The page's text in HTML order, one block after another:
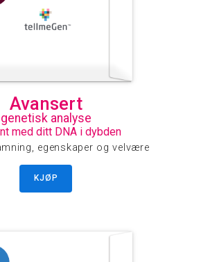
Avansert
genetisk analyse
med ditt DNA i dybden
egenskaper og velvære
KJØP